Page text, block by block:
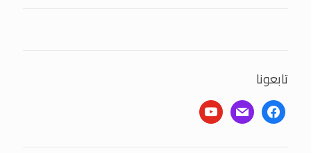
تابعونا
facebook
mail
youtube